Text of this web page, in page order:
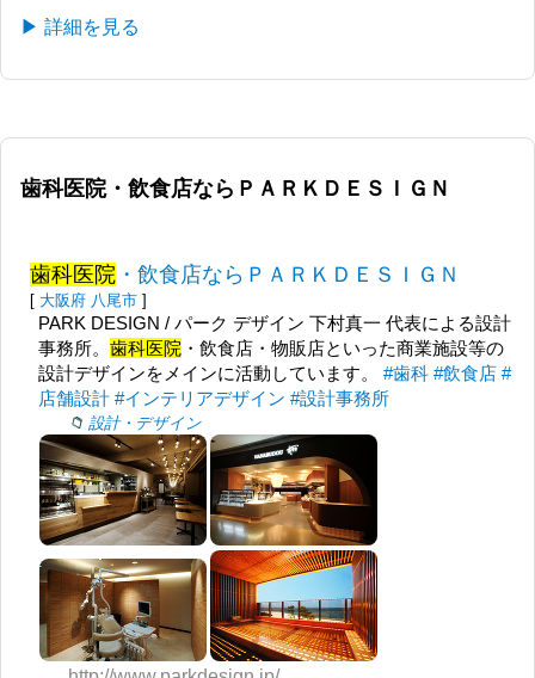
▶ 詳細を見る
歯科医院・飲食店ならＰＡＲＫＤＥＳＩＧＮ
歯科医院 ・飲食店ならＰＡＲＫＤＥＳＩＧＮ
[ 大阪府 八尾市 ]
PARK DESIGN / パーク デザイン 下村真一 代表による設計
事務所。歯科医院 ・飲食店・物販店といった商業施設等の
設計デザインをメインに活動しています。#歯科 #飲食店 #
店舗設計 #インテリアデザイン #設計事務所
設計・デザイン